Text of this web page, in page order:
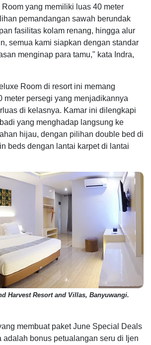
yang memiliki luas 40 meter
pemandangan sawah berundak
fasilitas kolam renang, hingga alur
semua kami siapkan dengan standar
menginap para tamu," kata Indra,
Room di resort ini memang
meter persegi yang menjadikannya
di kelasnya. Kamar ini dilengkapi
yang menghadap langsung ke
hijau, dengan pilihan double bed di
beds dengan lantai karpet di lantai
Harvest Resort and Villas, Banyuwangi.
membuat paket June Special Deals
adalah bonus petualangan seru di Ijen